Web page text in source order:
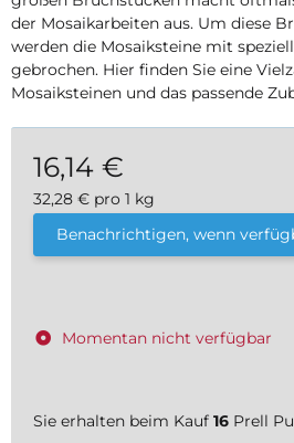
der Mosaikarbeiten aus. Um diese
werden die Mosaiksteine mit
gebrochen. Hier finden Sie eine
Mosaiksteinen und das passende
16,14 €
32,28 € pro 1 kg
inkl. 19% USt. , zzgl.
Benachrichtigen, wenn
Momentan nicht verfügbar
Sie erhalten beim Kauf 16 Prell